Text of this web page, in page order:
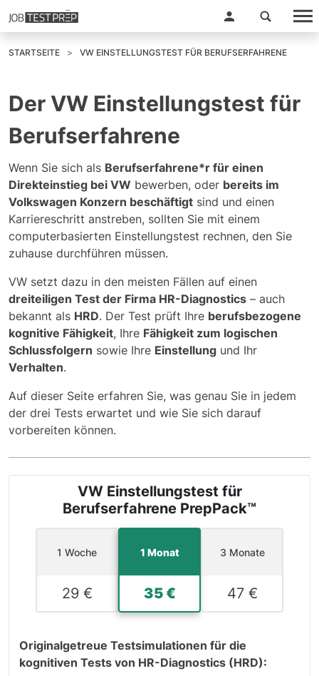
STARTSEITE VW EINSTELLUNGSTEST FÜR BERUFSERFAHRENE
Der VW Einstellungstest für
Berufserfahrene
Wenn Sie sich als Berufserfahrene*r für einen
Direkteinstieg bei VW bewerben, oder bereits im
Volkswagen Konzern beschäftigt sind und einen
Karriereschritt anstreben, sollten Sie mit einem
computerbasierten Einstellungstest rechnen, den Sie
zuhause durchführen müssen.
VW setzt dazu in den meisten Fällen auf einen
dreiteiligen Test der Firma HR-Diagnostics – auch
bekannt als HRD. Der Test prüft Ihre berufsbezogene
kognitive Fähigkeit, Ihre Fähigkeit zum logischen
Schlussfolgern sowie Ihre Einstellung und Ihr
Verhalten.
Auf dieser Seite erfahren Sie, was genau Sie in jedem
der drei Tests erwartet und wie Sie sich darauf
vorbereiten können.
VW Einstellungstest für
Berufserfahrene PrepPack™
1 Woche
29 €
1 Monat
35 €
3 Monate
47 €
Originalgetreue Testsimulationen für die
kognitiven Tests von HR-Diagnostics (HRD):